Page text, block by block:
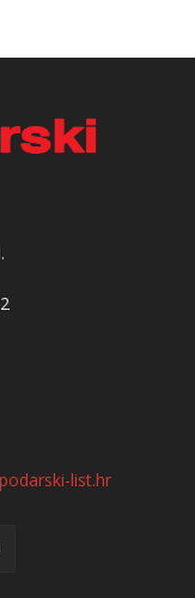
list.hr